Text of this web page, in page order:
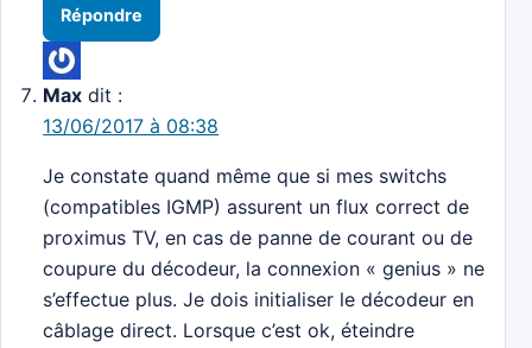
Répondre
Max dit :
13/06/2017 à 08:38
Je constate quand même que si mes switchs
(compatibles IGMP) assurent un flux correct de
proximus TV, en cas de panne de courant ou de
coupure du décodeur, la connexion « genius » ne
s’effectue plus. Je dois initialiser le décodeur en
câblage direct. Lorsque c’est ok, éteindre